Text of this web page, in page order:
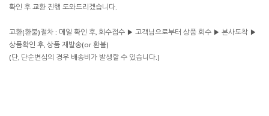
확인 후 교환 진행 도와드리겠습니다.
교환(환불)절차 : 메일 확인 후, 회수접수 ▶ 고객님으로부터 상품 회수 ▶ 본사도착 ▶
상품확인 후, 상품 재발송(or 환불)
(단, 단순변심의 경우 배송비가 발생할 수 있습니다.)